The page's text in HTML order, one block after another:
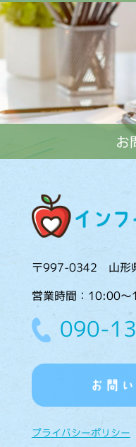
お
〒997-0342 山形
営業時間：10:00
090-
プライバシーポリシー